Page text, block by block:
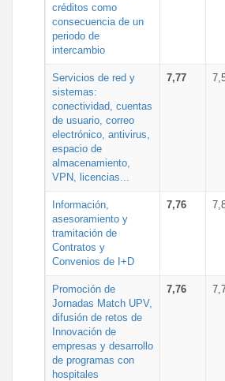
créditos como
consecuencia de un
periodo de
intercambio
Servicios de red y
sistemas:
conectividad, cuentas
de usuario, correo
electrónico, antivirus,
espacio de
almacenamiento,
VPN, licencias...
7,77
Información,
asesoramiento y
tramitación de
Contratos y
Convenios de I+D
7,76
Promoción de
Jornadas Match UPV,
difusión de retos de
Innovación de
empresas y desarrollo
de programas con
hospitales
7,76